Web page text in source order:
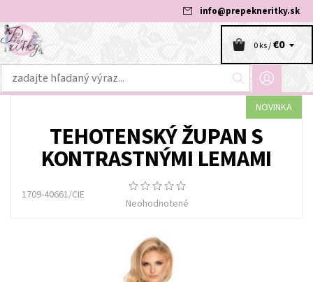
info@prepekneritky.sk
0 ks /€0
NOVINKA
TEHOTENSKÝ ŽUPAN S
KONTRASTNÝMI LEMAMI
1709-40661/CIE
Neohodnotené